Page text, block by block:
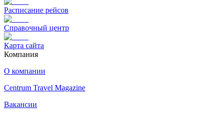
Расписание рейсов
Справочный центр
Карта сайта
Компания
О компании
Centrum Travel Magazine
Вакансии